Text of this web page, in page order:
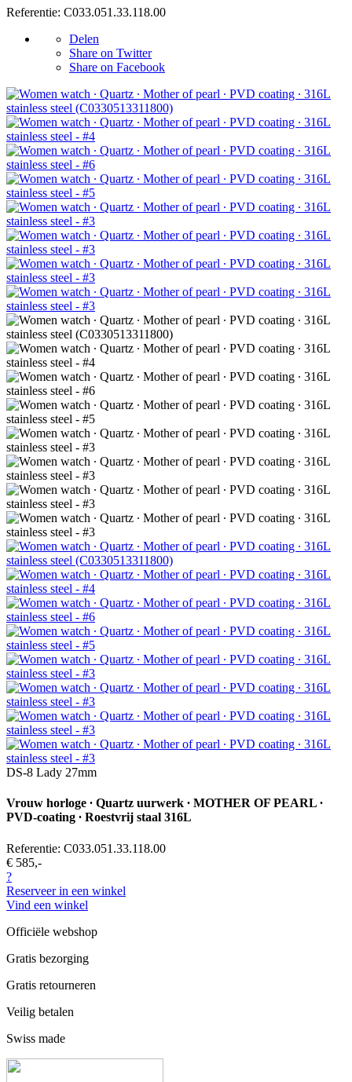
Referentie: C033.051.33.118.00
Delen
Share on Twitter
Share on Facebook
DS-8 Lady 27mm
Vrouw horloge ∙ Quartz uurwerk ∙ MOTHER OF PEARL ∙
PVD-coating ∙ Roestvrij staal 316L
Referentie: C033.051.33.118.00
€ 585,-
?
Reserveer in een winkel
Vind een winkel
Officiële webshop
Gratis bezorging
Gratis retourneren
Veilig betalen
Swiss made